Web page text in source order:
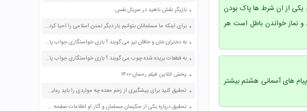
یکی از ان شرط ها پاک بودن
خواندن باطل است هر
در صفحه ۵۵ میخوانید کتاب پیام های آسمانی هشتم بیشتر
بازیگر نقش ناهید در سریال نفس
برای اینکه ما مسلمانان بتوانیم بار دیگر تمدن اسلامی را احیا کرده و به جایگاه مناسب خود در جهان برسانیم چه اقداماتی باید انجام دهیم صفحه 124 دین و زندگی دوازدهم
به دختران خان و خاقان نیز می گویند ؟ بازی خواستگاری جواب پاسخ
به قطعات بریده شده چوب می گویند ؟ بازی خواستگاری جواب پاسخ
پخش انلاین فیلم رحمان ۱۴۰۰
تحقیق کنید برای پیشگیری از زخم معده چه مواردی را باید رعایت کنید صفحه 114 علوم هفتم
تحقیق درباره یکی از حکیمان مسلمان و آثار او اطلاعات صفحه 48 مطالعات اجتماعی ششم